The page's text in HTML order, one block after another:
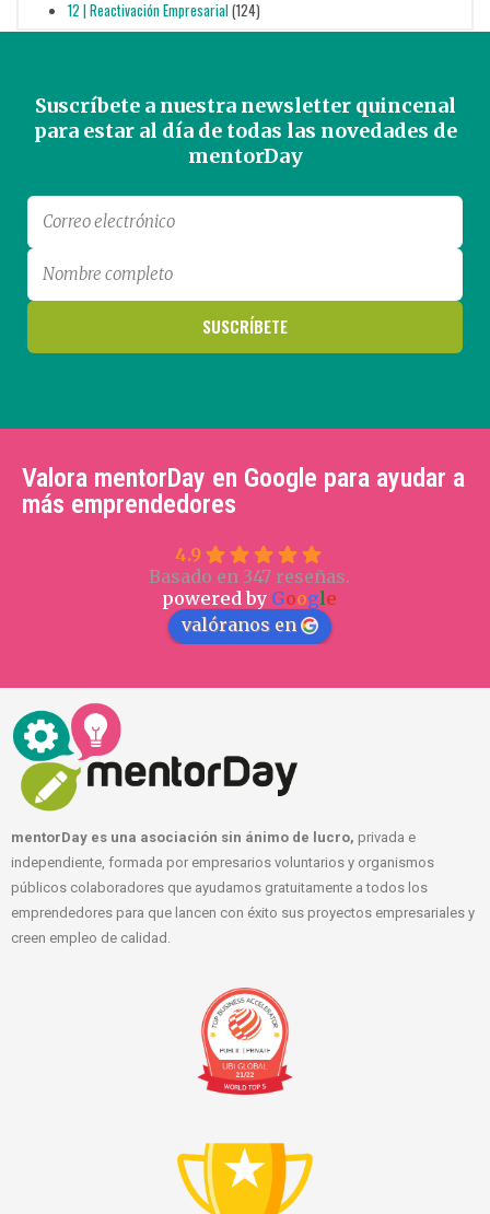
12 | Reactivación Empresarial(124)
Suscríbete a nuestra newsletter quincenal
para estar al día de todas las novedades de
mentorDay
Valora mentorDay en Google para ayudar a
más emprendedores
4.9
Basado en 347 reseñas.
powered by Google
valóranos en
mentorDay es una asociación sin ánimo de lucro, privada e
independiente, formada por empresarios voluntarios y organismos
públicos colaboradores que ayudamos gratuitamente a todos los
emprendedores para que lancen con éxito sus proyectos empresariales y
creen empleo de calidad.